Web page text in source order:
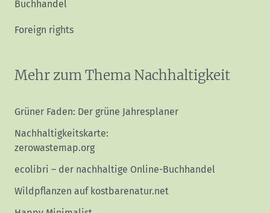
Buchhandel
Foreign rights
Mehr zum Thema Nachhaltigkeit
Grüner Faden: Der grüne Jahresplaner
Nachhaltigkeitskarte:
zerowastemap.org
ecolibri – der nachhaltige Online-Buchhandel
Wildpflanzen auf kostbarenatur.net